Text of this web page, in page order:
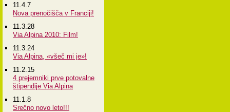
11.4.7
Nova prenočišča v Franciji!
11.3.28
Via Alpina 2010: Film!
11.3.24
Via Alpina, «všeč mi je»!
11.2.15
4 prejemniki prve potovalne
štipendije Via Alpina
11.1.8
Srečno novo leto!!!